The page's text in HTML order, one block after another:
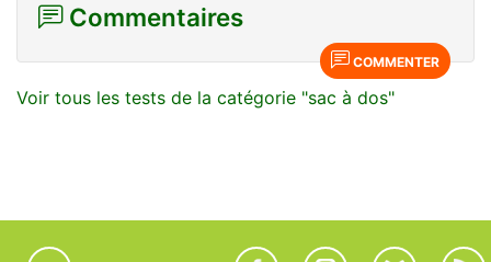
Commentaires
COMMENTER
Voir tous les tests de la catégorie "sac à dos"